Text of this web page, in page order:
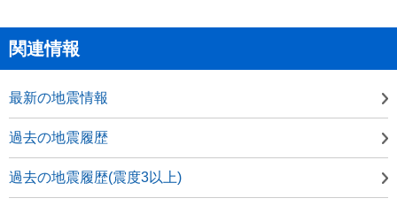
関連情報
最新の地震情報
過去の地震履歴
過去の地震履歴(震度3以上)